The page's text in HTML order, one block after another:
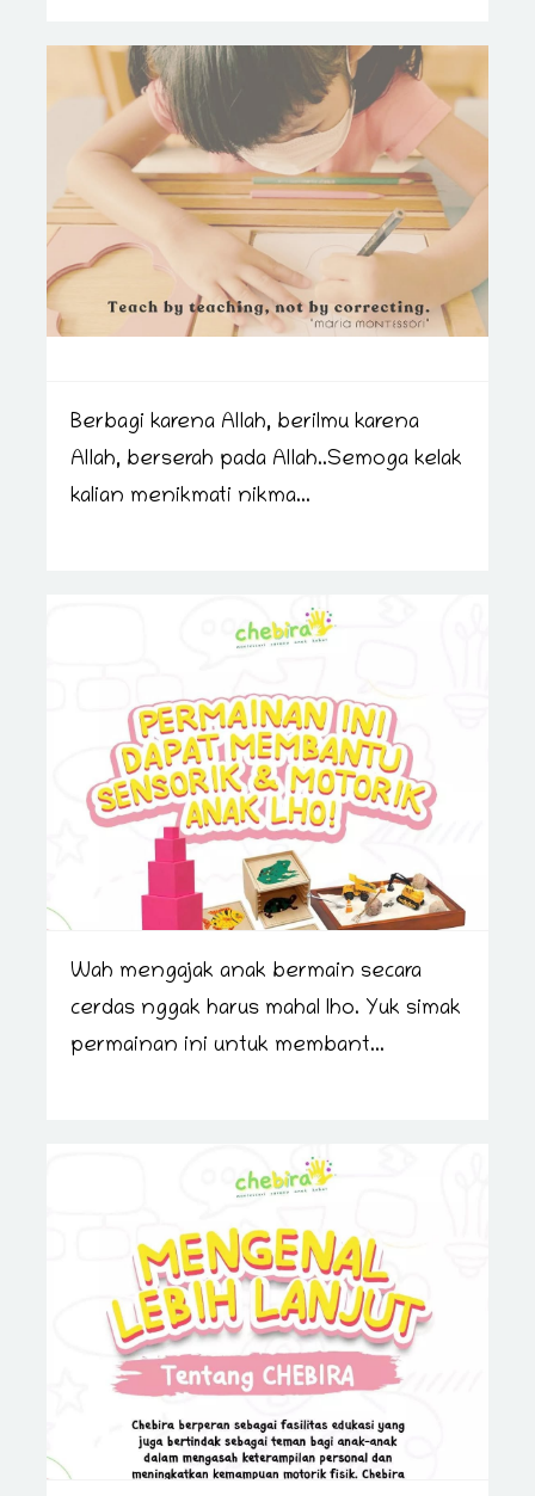
Berbagi karena Allah, berilmu karena
Allah, berserah pada Allah..Semoga kelak
kalian menikmati nikma...
Wah mengajak anak bermain secara
cerdas nggak harus mahal lho. Yuk simak
permainan ini untuk membant...